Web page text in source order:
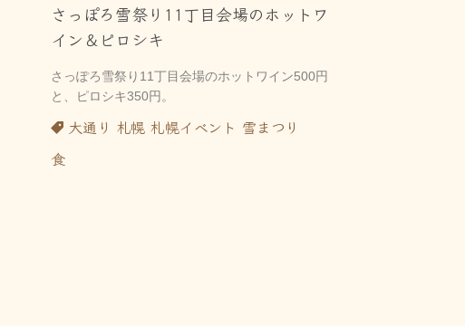
さっぽろ雪祭り11丁目会場のホットワ
イン＆ピロシキ
さっぽろ雪祭り11丁目会場のホットワイン500円
と、ピロシキ350円。
大通り 札幌 札幌イベント 雪まつり
食